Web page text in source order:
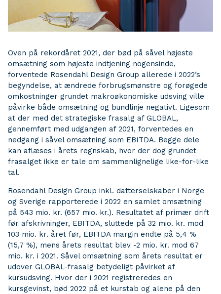
Oven på rekordåret 2021, der bød på såvel højeste
omsætning som højeste indtjening nogensinde,
forventede Rosendahl Design Group allerede i 2022’s
begyndelse, at ændrede forbrugsmønstre og forøgede
omkostninger grundet makroøkonomiske udsving ville
påvirke både omsætning og bundlinje negativt. Ligesom
at der med det strategiske frasalg af GLOBAL,
gennemført med udgangen af 2021, forventedes en
nedgang i såvel omsætning som EBITDA. Begge dele
kan aflæses i årets regnskab, hvor der dog grundet
frasalget ikke er tale om sammenlignelige like-for-like
tal.
Rosendahl Design Group inkl. datterselskaber i Norge
og Sverige rapporterede i 2022 en samlet omsætning
på 543 mio. kr. (657 mio. kr.). Resultatet af primær drift
før afskrivninger, EBITDA, sluttede på 32 mio. kr. mod
103 mio. kr. året før, EBITDA margin endte på 5,4 %
(15,7 %), mens årets resultat blev -2 mio. kr. mod 67
mio. kr. i 2021. Såvel omsætning som årets resultat er
udover GLOBAL-frasalg betydeligt påvirket af
kursudsving. Hvor der i 2021 registreredes en
kursgevinst, bød 2022 på et kurstab og alene på den